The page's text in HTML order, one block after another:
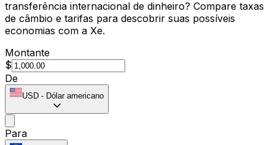
transferência internacional de dinheiro? Compare taxas
de câmbio e tarifas para descobrir suas possíveis
economias com a Xe.
Montante
$
De
USD - Dólar americano
Para